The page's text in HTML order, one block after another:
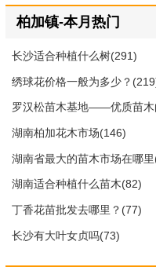
柏加镇-本月热门
长沙适合种植什么树(291)
绣球花价格一般为多少？
罗汉松苗木基地——优质苗木
湖南柏加花木市场(146)
湖南省最大的苗木市场在哪
湖南适合种植什么苗木(82)
丁香花苗批发去哪里？(77)
长沙有大叶女贞吗(73)